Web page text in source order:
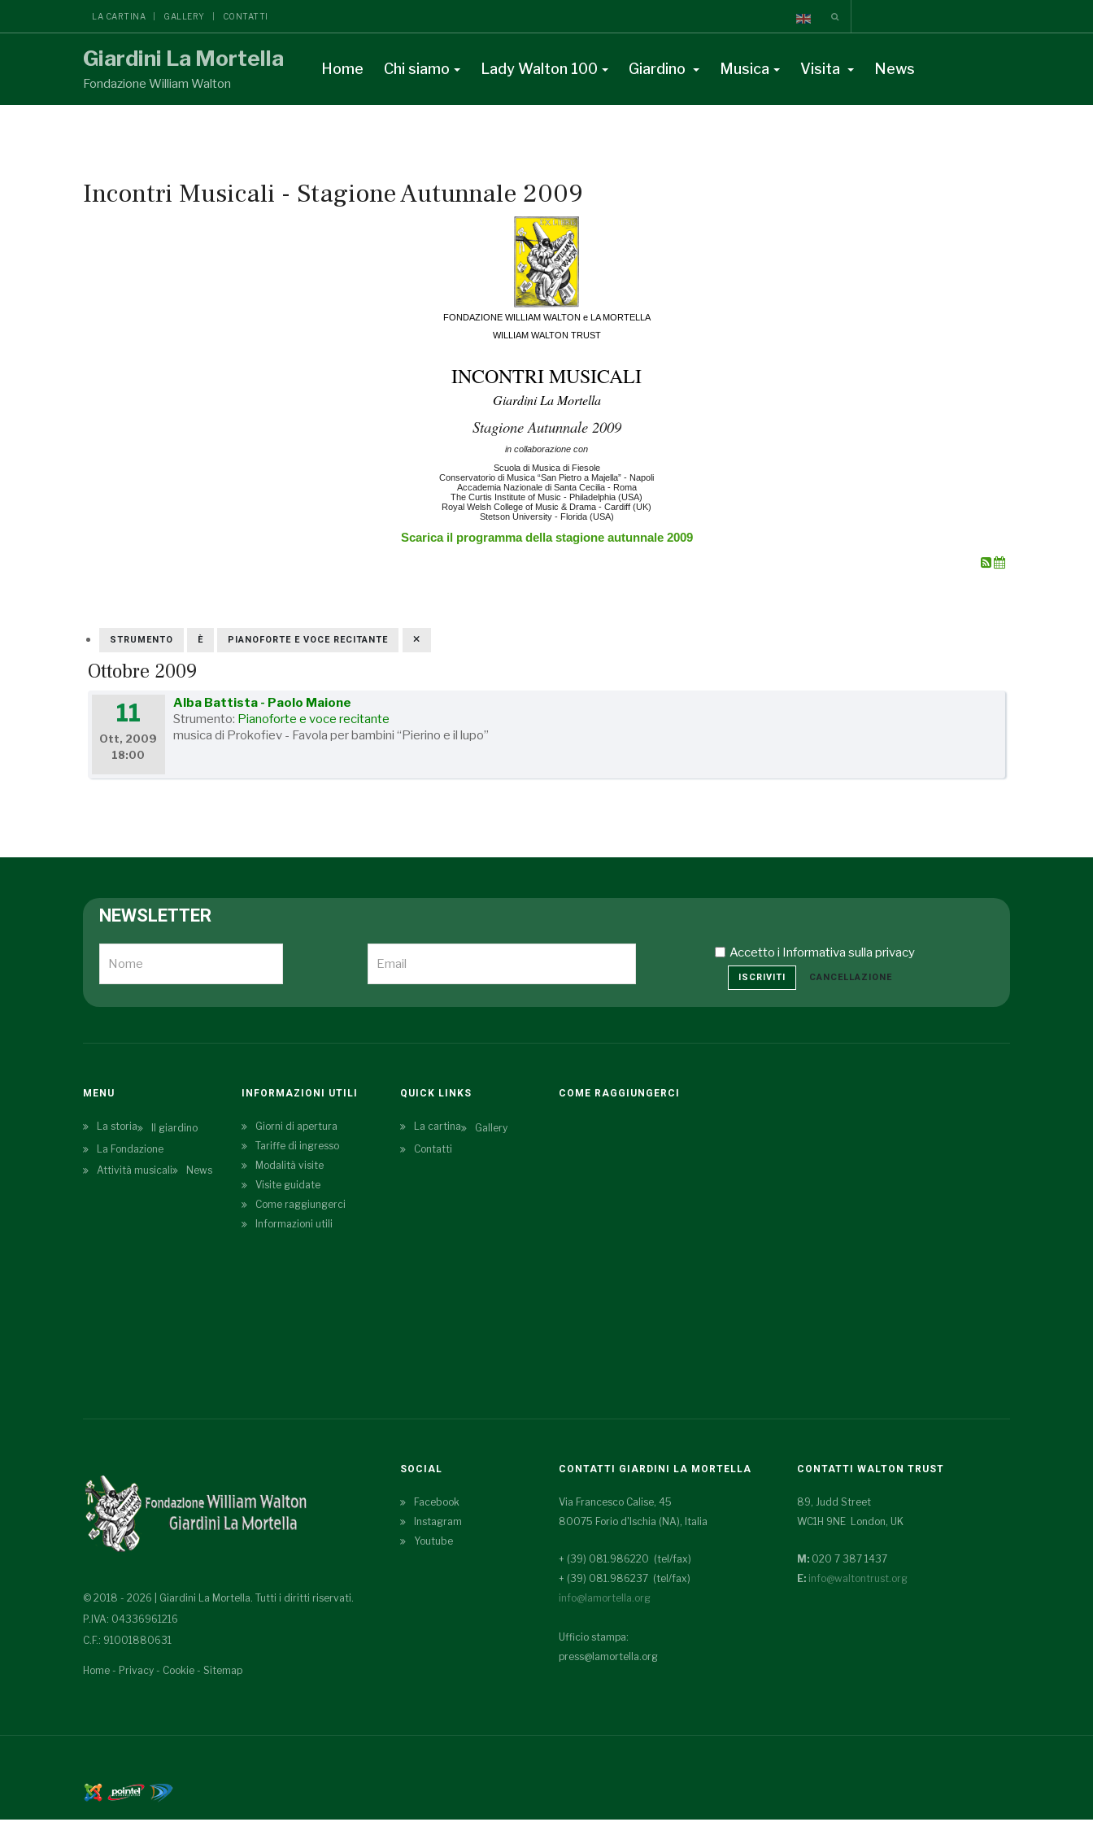
LA CARTINA GALLERY CONTATTI
Giardini La Mortella
Fondazione William Walton
Home Chi siamo Lady Walton 100 Giardino Musica Visita News
Incontri Musicali - Stagione Autunnale 2009
FONDAZIONE WILLIAM WALTON e LA MORTELLA
WILLIAM WALTON TRUST
INCONTRI MUSICALI
Giardini La Mortella
Stagione Autunnale 2009
in collaborazione con
Scuola di Musica di Fiesole
Conservatorio di Musica “San Pietro a Majella” - Napoli
Accademia Nazionale di Santa Cecilia - Roma
The Curtis Institute of Music - Philadelphia (USA)
Royal Welsh College of Music & Drama - Cardiff (UK)
Stetson University - Florida (USA)
Scarica il programma della stagione autunnale 2009
STRUMENTO È PIANOFORTE E VOCE RECITANTE
Ottobre 2009
11
Ott, 2009
18:00
Alba Battista - Paolo Maione
Strumento: Pianoforte e voce recitante
musica di Prokofiev - Favola per bambini “Pierino e il lupo”
NEWSLETTER
Accetto i Informativa sulla privacy
ISCRIVITI CANCELLAZIONE
MENU
La storia
Il giardino
La Fondazione
Attività musicali
News
INFORMAZIONI UTILI
Giorni di apertura
Tariffe di ingresso
Modalità visite
Visite guidate
Come raggiungerci
Informazioni utili
QUICK LINKS
La cartina
Gallery
Contatti
COME RAGGIUNGERCI
© 2018 - 2026 | Giardini La Mortella. Tutti i diritti riservati.
P.IVA: 04336961216
C.F.: 91001880631
Home - Privacy - Cookie - Sitemap
SOCIAL
Facebook
Instagram
Youtube
CONTATTI GIARDINI LA MORTELLA
Via Francesco Calise, 45
80075 Forio d'Ischia (NA), Italia
+ (39) 081.986220 (tel/fax)
+ (39) 081.986237 (tel/fax)
info@lamortella.org
Ufficio stampa:
press@lamortella.org
CONTATTI WALTON TRUST
89, Judd Street
WC1H 9NE London, UK
M:020 7 387 1437
E: info@waltontrust.org